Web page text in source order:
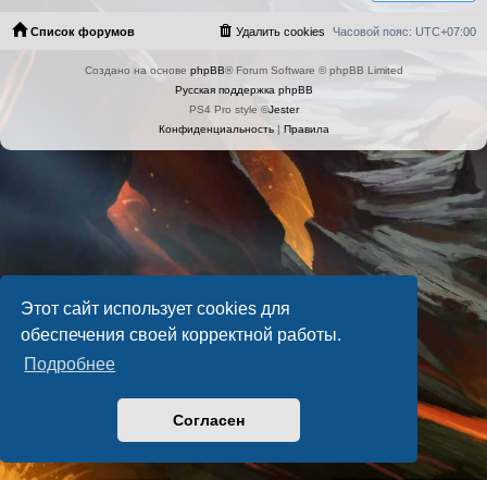
Этот сайт использует cookies для
обеспечения своей корректной работы.
Подробнее
Согласен
Список форумов Часовой пояс: UTC+07:00
Удалить cookies
Создано на основе phpBB® Forum Software © phpBB Limited
Русская поддержка phpBB
PS4 Pro style ©Jester
Конфиденциальность| Правила